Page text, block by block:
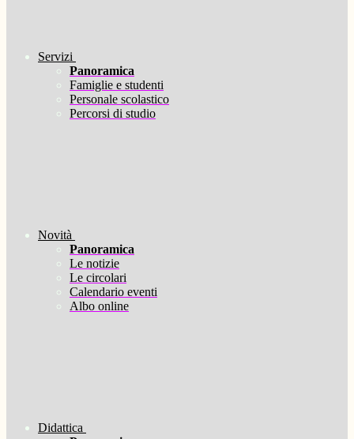
Servizi
Panoramica
Famiglie e studenti
Personale scolastico
Percorsi di studio
Novità
Panoramica
Le notizie
Le circolari
Calendario eventi
Albo online
Didattica